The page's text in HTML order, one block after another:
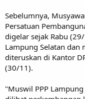
Sebelumnya,
Persatuan
digelar sejak Rabu
Lampung Selatan dan
diteruskan di Kantor
(30/11).
"Muswil PPP